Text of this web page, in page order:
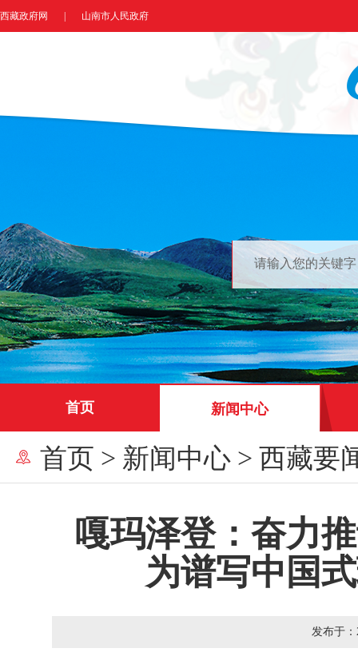
西藏政府网 山南市人民政府
首页 新闻中心
首页 > 新闻中心 > 西藏要
嘎玛泽登：奋力
为谱写中国
发布于：